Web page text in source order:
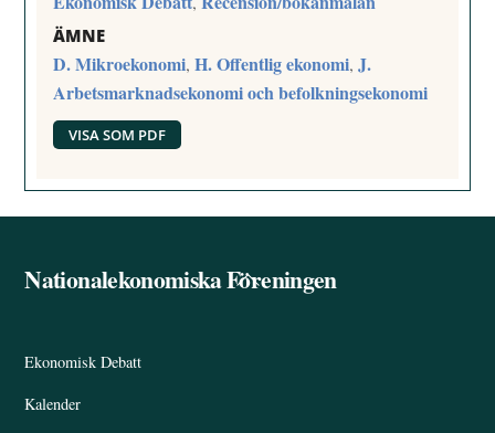
ÄMNE
D. Mikroekonomi,H. Offentlig ekonomi,J.
Arbetsmarknadsekonomi och befolkningsekonomi
VISA SOM PDF
Back
Nationalekonomiska Föreningen
Ekonomisk Debatt
Kalender